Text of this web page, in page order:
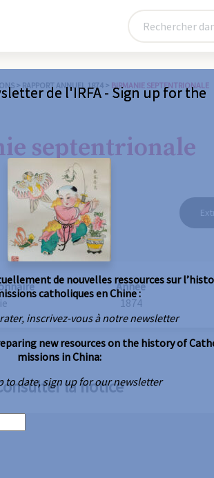
> RAPPORT ANNUEL 1874 > BIRMANIE SEPTENTRIONALE
septentrionale
Année
1874
la notice
de l'IRFA - Sign up for the
de nouvelles ressources sur
catholiques en Chine :
inscrivez-vous à notre newsletter
new resources on the history of
missions in China:
to date, sign up for our newsletter